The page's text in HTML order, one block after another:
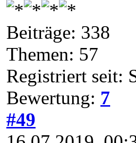
Beiträge: 338
Themen: 57
Registriert seit:
Bewertung: 7
#49